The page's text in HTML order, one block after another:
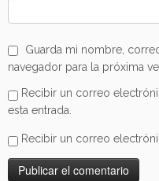
Guarda mi nombre,
navegador para la próxima
Recibir un correo
esta entrada.
Recibir un correo